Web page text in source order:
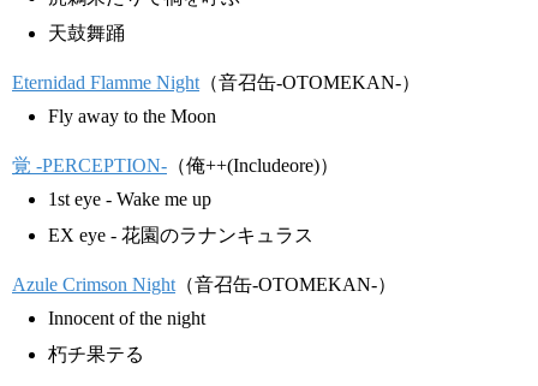
天鼓舞踊
Eternidad Flamme Night （音召缶-OTOMEKAN-）
Fly away to the Moon
覚 -PERCEPTION- （俺++(Includeore)）
1st eye - Wake me up
EX eye - 花園のラナンキュラス
Azule Crimson Night （音召缶-OTOMEKAN-）
Innocent of the night
朽チ果テる